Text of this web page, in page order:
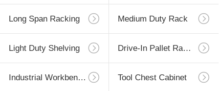
Long Span Racking Medium Duty Rack
Light Duty Shelving Drive-In Pallet Racking
Industrial Workbenches Tool Chest Cabinet